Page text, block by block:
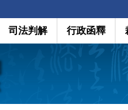
司法判解 行政函釋